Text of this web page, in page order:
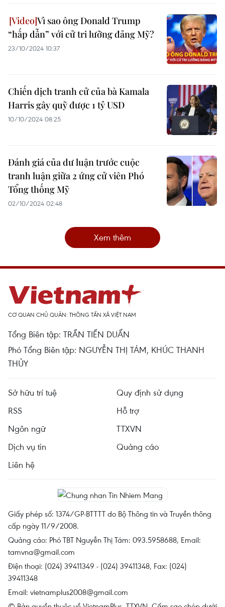
Vì sao ông Donald Trump
“hấp dẫn” với cử tri lưỡng đảng Mỹ?
23/10/2024 10:37
Chiến dịch tranh cử của bà Kamala
Harris gây quỹ được 1 tỷ USD
10/10/2024 08:25
Đánh giá của dư luận trước cuộc
tranh luận giữa 2 ứng cử viên Phó
Tổng thống Mỹ
02/10/2024 02:48
Xem thêm
CƠ QUAN CHỦ QUẢN: THÔNG TẤN XÃ VIỆT NAM
Tổng Biên tập: TRẦN TIẾN DUẨN
Phó Tổng Biên tập: NGUYỄN THỊ TÁM, KHÚC THANH
THỦY
Sở hữu trí tuệ
Quy định sử dụng
RSS
Hỗ trợ
Ngôn ngữ
TTXVN
Dịch vụ tin
Quảng cáo
Liên hệ
Giấy phép số: 1374/GP-BTTTT do Bộ Thông tin và Truyền thông
cấp ngày 11/9/2008.
Quảng cáo: Phó TBT Nguyễn Thị Tám: 093.5958688, Email:
tamvna@gmail.com
Điện thoại: (024) 39411349 - (024) 39411348, Fax: (024)
39411348
Email: vietnamplus2008@gmail.com